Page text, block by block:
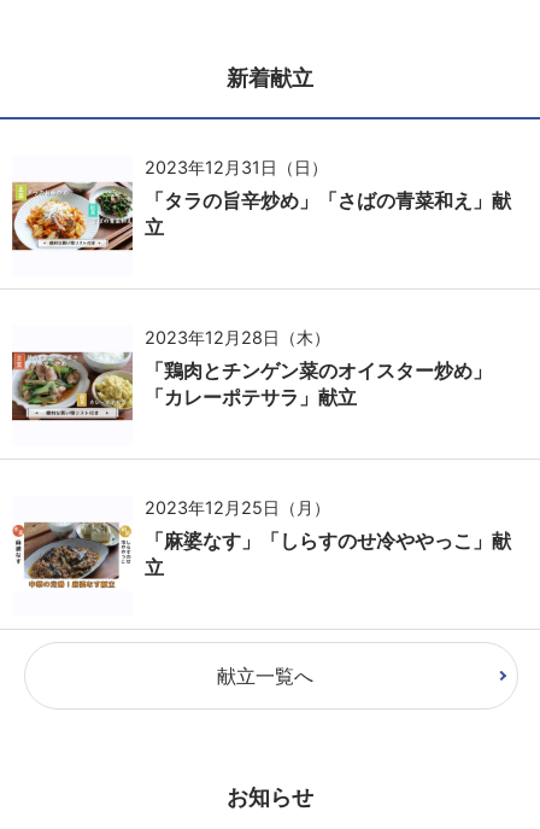
新着献立
2023年12月31日（日）
「タラの旨辛炒め」「さばの青菜和え」献
立
2023年12月28日（木）
「鶏肉とチンゲン菜のオイスター炒め」
「カレーポテサラ」献立
2023年12月25日（月）
「麻婆なす」「しらすのせ冷ややっこ」献
立
献立一覧へ
お知らせ